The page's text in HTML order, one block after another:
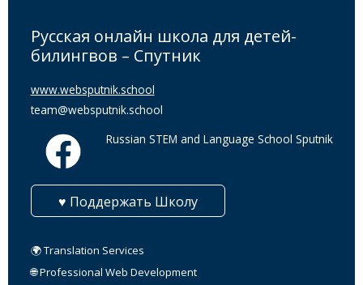
Русская онлайн школа для детей-
билингвов – Спутник
www.websputnik.school
team@websputnik.school
Russian STEM and Language School Sputnik
♥ Поддержать Школу
🌍 Translation Services
🌐 Professional Web Development